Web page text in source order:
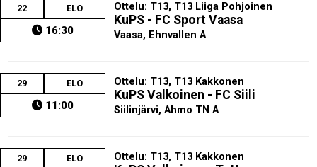
22 ELO
16:30
Ottelu: T13, T13 Liiga Pohjoinen
KuPS - FC Sport Vaasa
Vaasa, Ehnvallen A
29 ELO
11:00
Ottelu: T13, T13 Kakkonen
KuPS Valkoinen - FC Siili
Siilinjärvi, Ahmo TN A
29 ELO Ottelu: T13, T13 Kakkonen